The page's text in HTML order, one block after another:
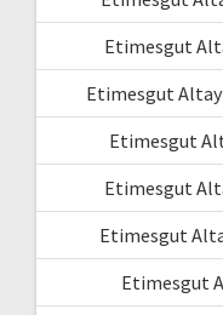
Etimesgut
Etimesgut
Etimesgut
Etimesgut
Etimesgut
Etimesgut